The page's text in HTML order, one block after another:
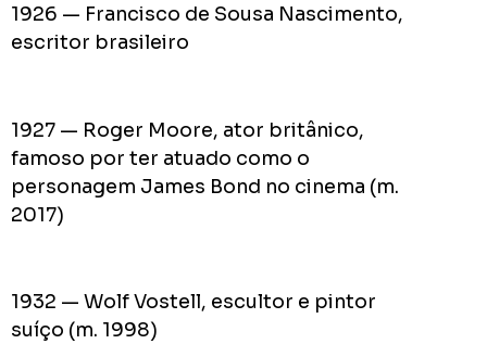
1926 — Francisco de Sousa Nascimento,
escritor brasileiro
1927 — Roger Moore, ator britânico,
famoso por ter atuado como o
personagem James Bond no cinema (m.
2017)
1932 — Wolf Vostell, escultor e pintor
suíço (m. 1998)